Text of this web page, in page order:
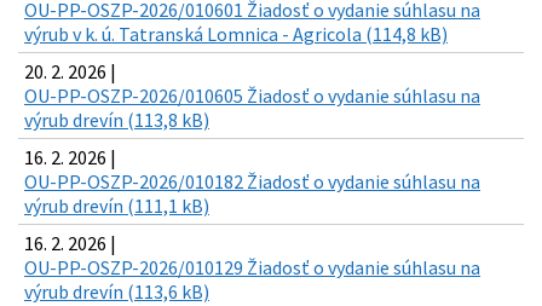
OU-PP-OSZP-2026/010601 Žiadosť o vydanie súhlasu na
výrub v k. ú. Tatranská Lomnica - Agricola (114,8 kB)
20. 2. 2026 |
OU-PP-OSZP-2026/010605 Žiadosť o vydanie súhlasu na
výrub drevín (113,8 kB)
16. 2. 2026 |
OU-PP-OSZP-2026/010182 Žiadosť o vydanie súhlasu na
výrub drevín (111,1 kB)
16. 2. 2026 |
OU-PP-OSZP-2026/010129 Žiadosť o vydanie súhlasu na
výrub drevín (113,6 kB)